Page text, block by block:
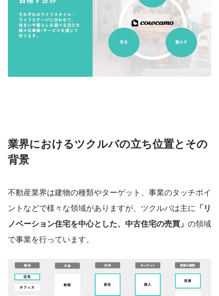
業界におけるツクルバの立ち位置とその
背景
不動産業界は建物の種類やターゲット、事業のタッチポイ
ントなどで様々な領域がありますが、ツクルバは主に 「リ
ノベーション住宅を中心とした、中古住宅の売買」 の領域
で事業を行っています。